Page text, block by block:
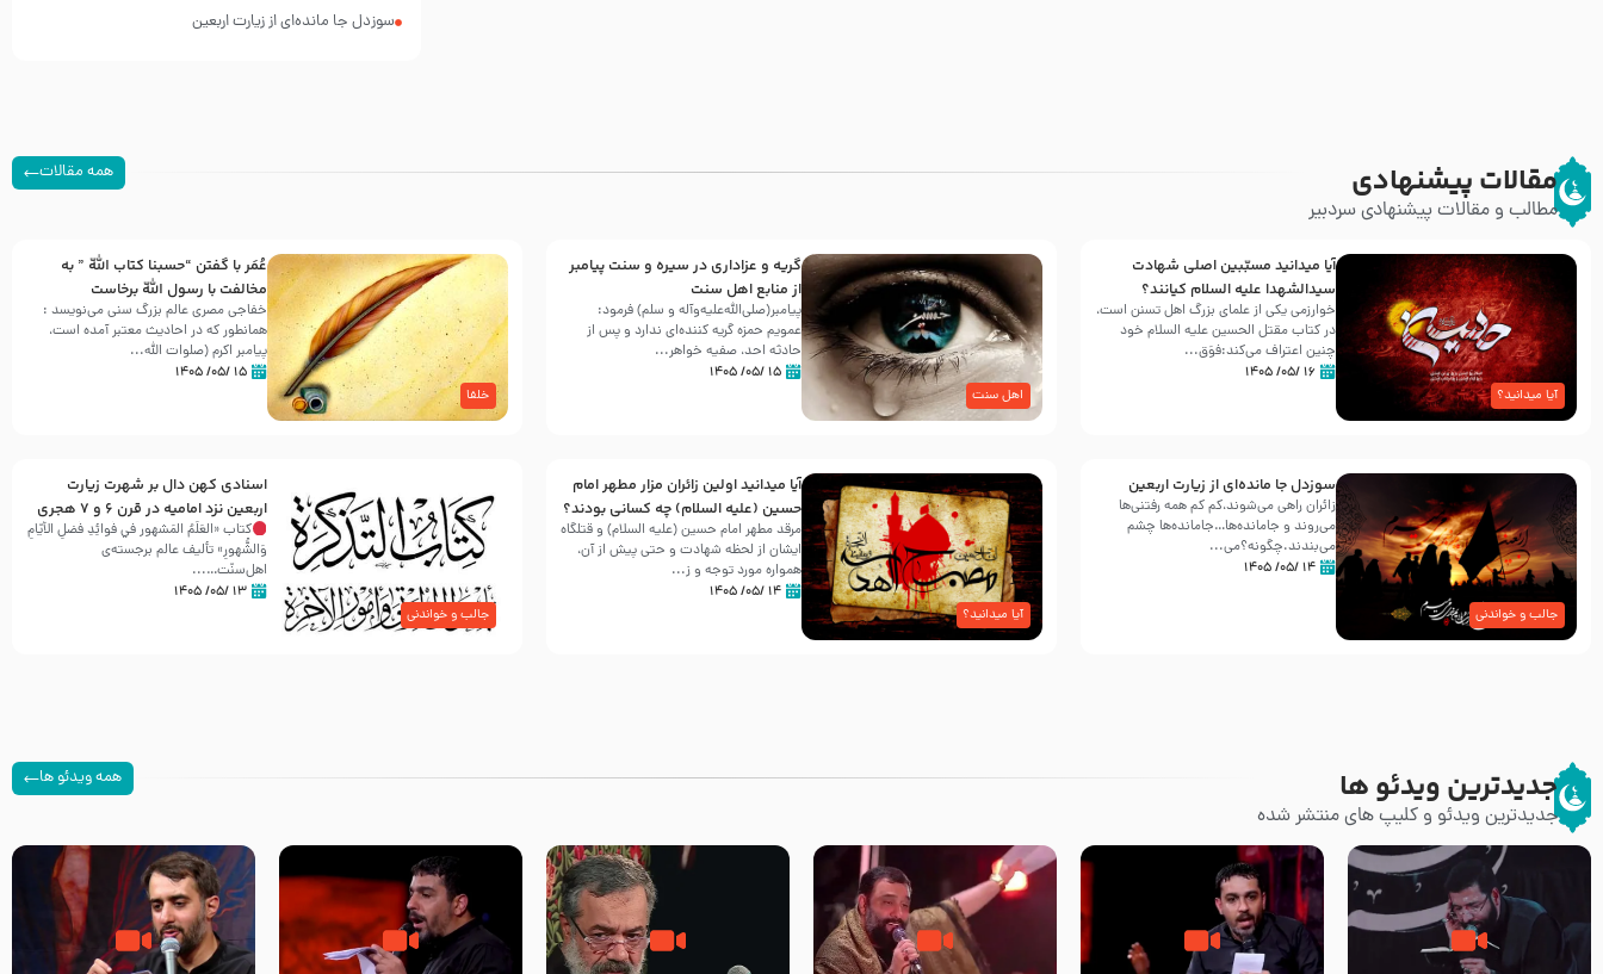
سوزدل جا مانده‌ای از زیارت اربعین
مقالات پیشنهادی
مطالب و مقالات پیشنهادی سردبیر
همه مقالات
آیا میدانید؟
آیا میدانید مسبّبین اصلی شهادت
سیدالشهدا علیه ‌السلام کیانند؟
خوارزمی یکی از علمای بزرگ اهل تسنن است،
در کتاب مقتل الحسین علیه ‌السلام خود
چنین اعتراف می‌کند:فوَق...
۱۶ /۰۵/ ۱۴۰۵
اهل سنت
گریه و عزاداری در سیره و سنت پیامبر
از منابع اهل سنت
پیامبر(صلی‌الله‌علیه‌وآله و سلم) فرمود:
عمویم حمزه گریه کننده‌ای ندارد و پس از
حادثه احد، صفیه خواهر...
۱۵ /۰۵/ ۱۴۰۵
خلفا
عُمَر با گفتن “حسبنا كتاب اللّه ” به
مخالفت با رسول اللّه برخاست
خفاجی مصری عالم بزرگ سنی می‌نویسد :
همانطور که در احادیث معتبر آمده است،
پیامبر اکرم (صلوات اللّه...
۱۵ /۰۵/ ۱۴۰۵
جالب و خواندنی
سوزدل جا مانده‌ای از زیارت اربعین
زائران راهی می‌شوند،کم‌ کم همه رفتنی‌ها
می‌روند و جامانده‌ها…جامانده‌ها چشم
می‌بندند.چگونه؟می‌...
۱۴ /۰۵/ ۱۴۰۵
آیا میدانید؟
آیا میدانید اولین زائران مزار مطهر امام
حسین (علیه السلام) چه کسانی بودند؟
مرقد مطهر امام حسین (علیه السلام) و قتلگاه
ایشان از لحظه شهادت و حتی پیش از آن،
همواره مورد توجه و ز...
۱۴ /۰۵/ ۱۴۰۵
جالب و خواندنی
اسنادی کهن دال بر شهرت زیارت
اربعین نزد امامیه در قرن ۶ و ۷ هجری
کتاب «العَلَمُ المَشهور في فَوائِدِ فَضلِ الأيّامِ
وَالشُّهورِ» تألیف عالم برجسته‌ی
اهل‌سنّت…...
۱۳ /۰۵/ ۱۴۰۵
جدیدترین ویدئو ها
جدیدترین ویدئو و کلیپ های منتشر شده
همه ویدئو ها